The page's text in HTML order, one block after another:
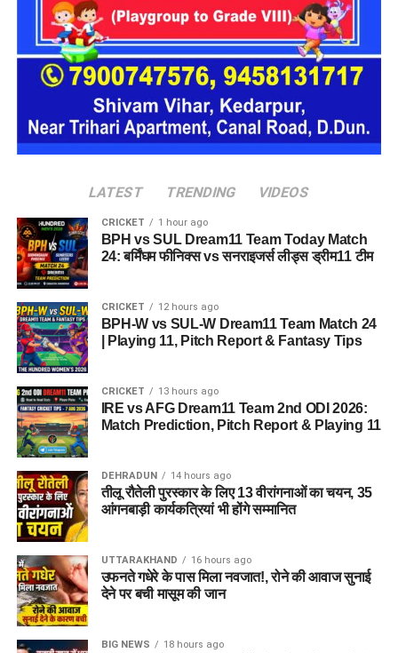
बारबेक्यू नेशन (Barbeque Nation)
डिक्सॉन (Dixon Technologies)
उत्कर्ष स्मॉल फाइनेंस बैंक (Utkarsh Small Finance Bank)
सीएएमपी-108 (CAMP-108)
एनआईटीटी लिमिटेड (NIIT Limited)
मोचिको (Mochiko Shoes)
टीआई मेडिकोज (TI Medicos)
आईजोन (iZone)
Dehradun Rojgar Mela 2026 :
आवेदन और पंजीकरण प्रक्रिया (How
to Register)
भाग लेने के लिए अभ्यर्थियों का पंजीकरण04 अगस्त, 2026से शुरू हो
चुका है। इच्छुक अभ्यर्थी साक्षात्कार में शामिल होने से पहले किसी भी कार्य
दिवस में कार्यालय पहुंचकर अपना पंजीकरण करा सकते हैं।
आवश्यक दस्तावेज (Documents
Required):
बायोडाटा / रिज़्यूमे (Resume)(2-3 प्रतियां)
LATEST TRENDING VIDEOS
CRICKET 1 hour ago
BPH vs SUL Dream11 Team Today Match
24: बर्मिंघम फीनिक्स vs सनराइजर्स लीड्स ड्रीम11 टीम
CRICKET 12 hours ago
BPH-W vs SUL-W Dream11 Team Match 24
| Playing 11, Pitch Report & Fantasy Tips
CRICKET 13 hours ago
IRE vs AFG Dream11 Team 2nd ODI 2026:
Match Prediction, Pitch Report & Playing 11
DEHRADUN 14 hours ago
तीलू रौतेली पुरस्कार के लिए 13 वीरांगनाओं का चयन, 35
आंगनबाड़ी कार्यकत्रियां भी होंगे सम्मानित
UTTARAKHAND 16 hours ago
उफनते गधेरे के पास मिला नवजात!, रोने की आवाज सुनाई
देने पर बची मासूम की जान
BIG NEWS 18 hours ago